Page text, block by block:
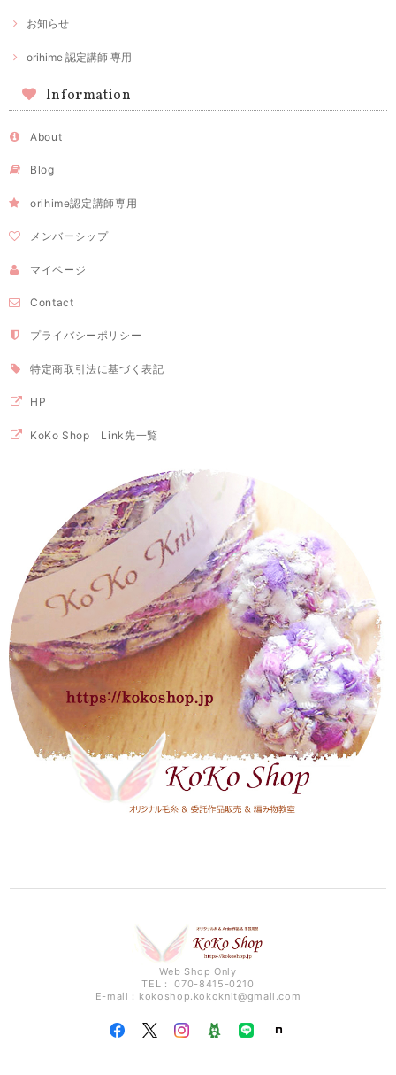
お知らせ
orihime 認定講師 専用
Information
About
Blog
orihime認定講師専用
メンバーシップ
マイページ
Contact
プライバシーポリシー
特定商取引法に基づく表記
HP
KoKo Shop Link先一覧
Web Shop Only
TEL： 070-8415-0210
E-mail： kokoshop.kokoknit@gmail.com